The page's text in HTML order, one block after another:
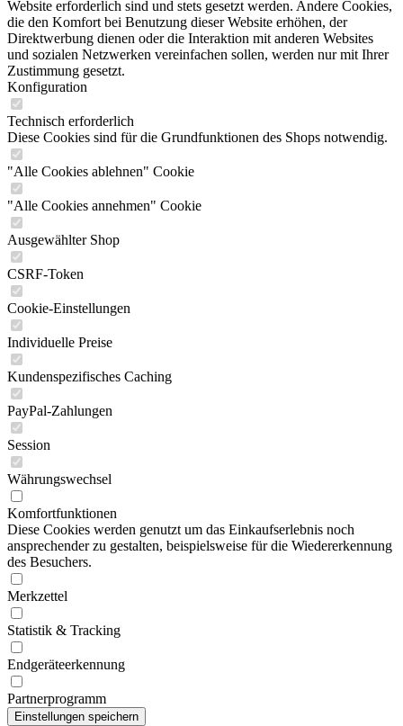
Website erforderlich sind und stets gesetzt werden. Andere Cookies,
die den Komfort bei Benutzung dieser Website erhöhen, der
Direktwerbung dienen oder die Interaktion mit anderen Websites
und sozialen Netzwerken vereinfachen sollen, werden nur mit Ihrer
Zustimmung gesetzt.
Konfiguration
Technisch erforderlich
Diese Cookies sind für die Grundfunktionen des Shops notwendig.
"Alle Cookies ablehnen" Cookie
"Alle Cookies annehmen" Cookie
Ausgewählter Shop
CSRF-Token
Cookie-Einstellungen
Individuelle Preise
Kundenspezifisches Caching
PayPal-Zahlungen
Session
Währungswechsel
Komfortfunktionen
Diese Cookies werden genutzt um das Einkaufserlebnis noch
ansprechender zu gestalten, beispielsweise für die Wiedererkennung
des Besuchers.
Merkzettel
Statistik & Tracking
Endgeräteerkennung
Partnerprogramm